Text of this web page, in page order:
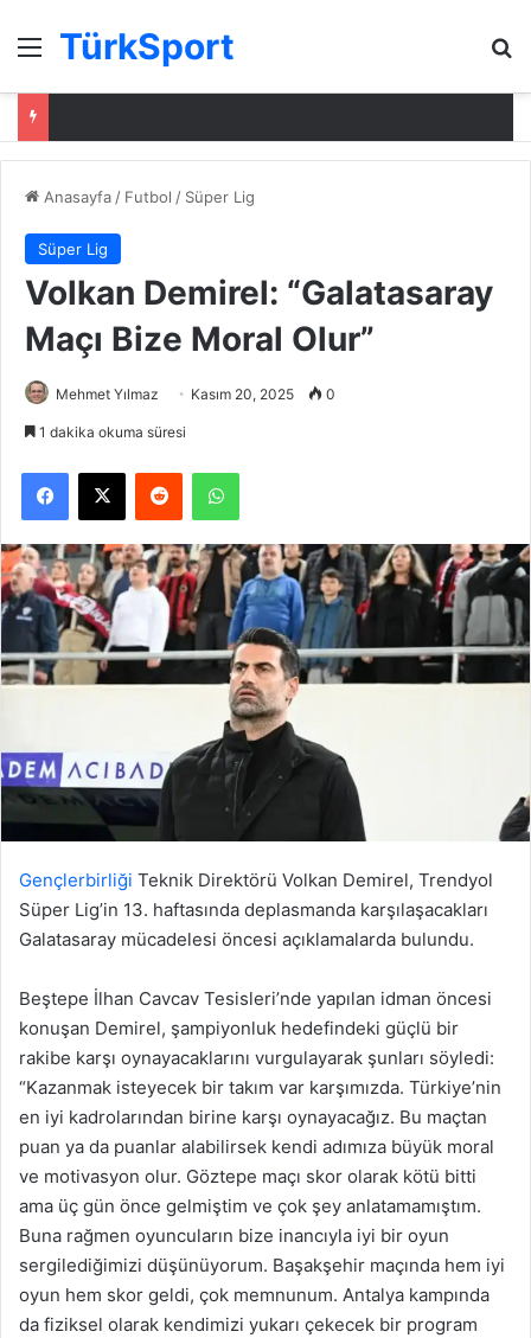
Menü
TürkSport
Anasayfa / Futbol / Süper Lig
Süper Lig
Volkan Demirel: “Galatasaray
Maçı Bize Moral Olur”
Mehmet Yılmaz Kasım 20, 2025 0
1 dakika okuma süresi
Facebook
X Reddit WhatsApp
Gençlerbirliği Teknik Direktörü Volkan Demirel, Trendyol
Süper Lig’in 13. haftasında deplasmanda karşılaşacakları
Galatasaray mücadelesi öncesi açıklamalarda bulundu.
Beştepe İlhan Cavcav Tesisleri’nde yapılan idman öncesi
konuşan Demirel, şampiyonluk hedefindeki güçlü bir
rakibe karşı oynayacaklarını vurgulayarak şunları söyledi:
“Kazanmak isteyecek bir takım var karşımızda. Türkiye’nin
en iyi kadrolarından birine karşı oynayacağız. Bu maçtan
puan ya da puanlar alabilirsek kendi adımıza büyük moral
ve motivasyon olur. Göztepe maçı skor olarak kötü bitti
ama üç gün önce gelmiştim ve çok şey anlatamamıştım.
Buna rağmen oyuncuların bize inancıyla iyi bir oyun
sergilediğimizi düşünüyorum. Başakşehir maçında hem iyi
oyun hem skor geldi, çok memnunum. Antalya kampında
da fiziksel olarak kendimizi yukarı çekecek bir program